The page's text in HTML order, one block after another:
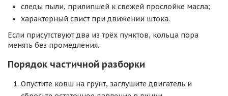
следы пыли, прилипшей к свежей прослойке масла;
характерный свист при движении штока.
Если присутствуют два из трёх пунктов, кольца пора
менять без промедления.
Порядок частичной разборки
Опустите ковш на грунт, заглушите двигатель и